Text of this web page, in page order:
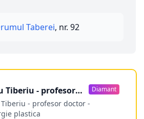
Taberei, nr. 92
Tiberiu - profesor
Diamant
- profesor doctor -
plastica